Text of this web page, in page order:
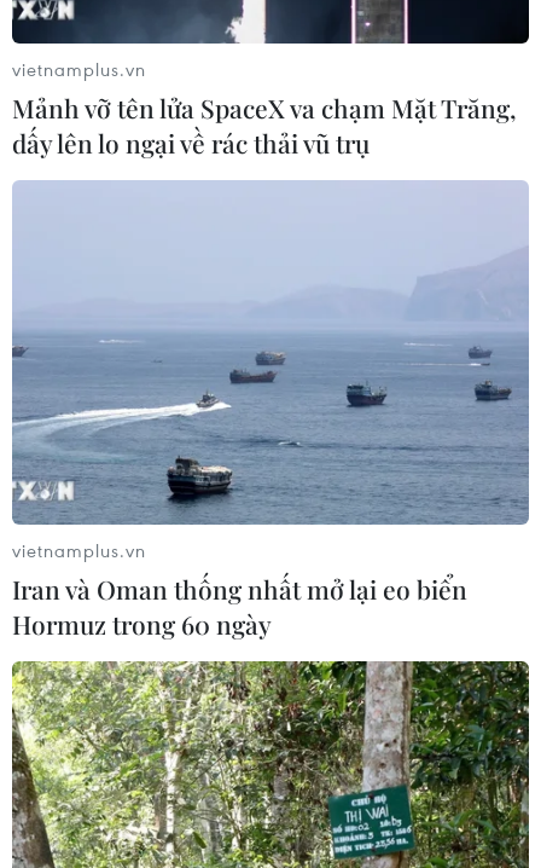
vietnamplus.vn
Mảnh vỡ tên lửa SpaceX va chạm Mặt Trăng,
dấy lên lo ngại về rác thải vũ trụ
vietnamplus.vn
Iran và Oman thống nhất mở lại eo biển
Hormuz trong 60 ngày